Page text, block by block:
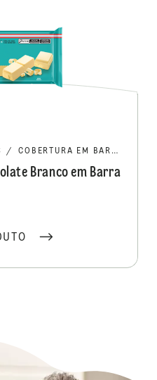
/ COBERTURA EM BARRA/MOEDA
Branco em Barra